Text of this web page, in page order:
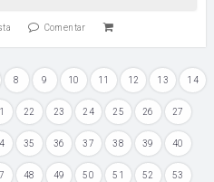
Comentar
8 9 10 11 12 13 14
22 23 24 25 26 27
35 36 37 38 39 40
48 49 50 51 52 53